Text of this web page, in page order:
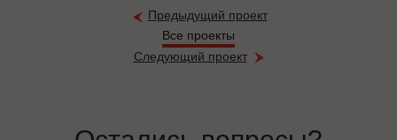
Предыдущий проект
Все проекты
Следующий проект